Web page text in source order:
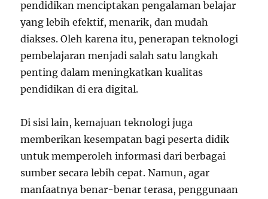
pendidikan menciptakan pengalaman belajar
yang lebih efektif, menarik, dan mudah
diakses. Oleh karena itu, penerapan teknologi
pembelajaran menjadi salah satu langkah
penting dalam meningkatkan kualitas
pendidikan di era digital.
Di sisi lain, kemajuan teknologi juga
memberikan kesempatan bagi peserta didik
untuk memperoleh informasi dari berbagai
sumber secara lebih cepat. Namun, agar
manfaatnya benar-benar terasa, penggunaan